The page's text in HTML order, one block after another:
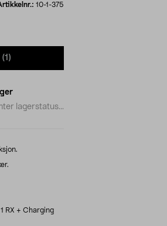
10-1-375
(1)
lagerstatus...
RX + Charging